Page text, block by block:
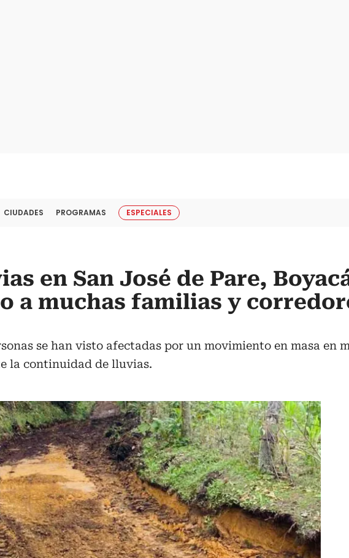
CIUDADES PROGRAMAS ESPECIALES
en San José de Pare,
a muchas familias y
se han visto afectadas por un movimiento en masa en
la continuidad de lluvias.